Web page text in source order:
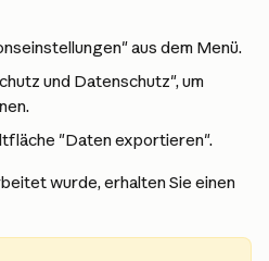
aus dem Menü.
und Datenschutz", um
"Daten exportieren".
wurde, erhalten Sie einen